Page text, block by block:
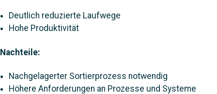
Deutlich reduzierte Laufwege
Hohe Produktivität
Nachteile:
Nachgelagerter Sortierprozess notwendig
Höhere Anforderungen an Prozesse und Systeme